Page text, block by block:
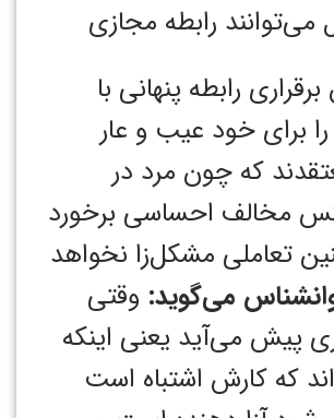
می‌توانند رابطه مجازی
رابطه پنهانی با
برای خود عیب و عار
که چون مرد در
مخالف احساسی برخورد
تعاملی مشکل‌زا نخواهد
می‌گوید: وقتی
پیش می‌آید یعنی اینکه
که کارش اشتباه است